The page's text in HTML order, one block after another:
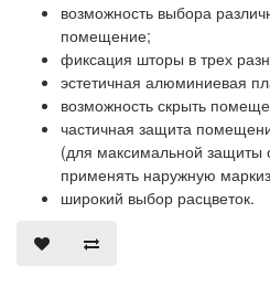
возможность выбора
помещение;
фиксация шторы в трех
эстетичная алюминиевая
возможность скрыть
частичная защита
(для максимальной защиты
применять наружную
широкий выбор расцветок.